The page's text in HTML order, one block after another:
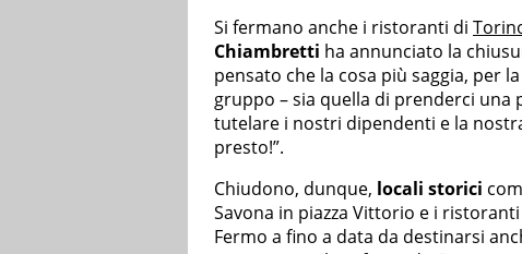
Si fermano anche i ristoranti di
Chiambretti ha annunciato la
pensato che la cosa più saggia, per
gruppo – sia quella di prenderci una
tutelare i nostri dipendenti e la
presto!”.
Chiudono, dunque, locali storici
Savona in piazza Vittorio e i ristoranti
Fermo a fino a data da destinarsi